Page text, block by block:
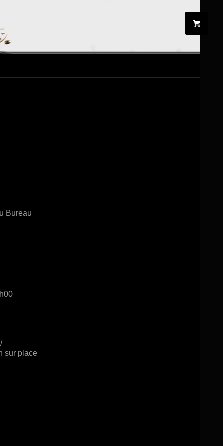
Bureau
sur place